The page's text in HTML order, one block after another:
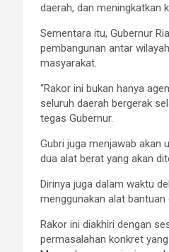
daerah, dan meningkatkan
Sementara itu, Gubernur
pembangunan antar
masyarakat.
“Rakor ini bukan hanya
seluruh daerah bergerak
tegas Gubernur.
Gubri juga menjawab akan
dua alat berat yang akan
Dirinya juga dalam waktu
menggunakan alat bantuan
Rakor ini diakhiri dengan
permasalahan konkret